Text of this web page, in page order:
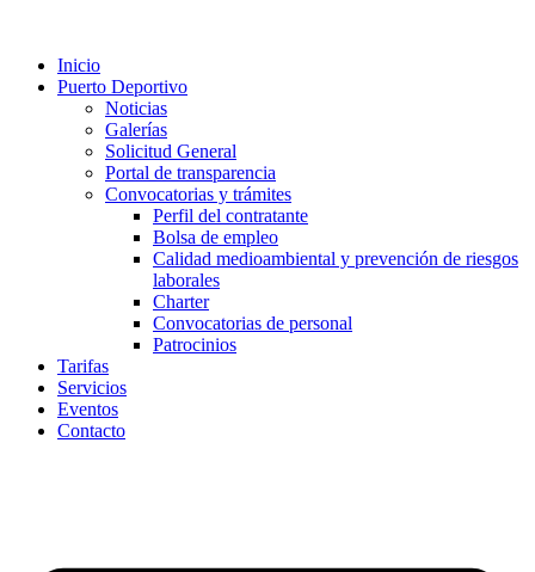
Inicio
Puerto Deportivo
Noticias
Galerías
Solicitud General
Portal de transparencia
Convocatorias y trámites
Perfil del contratante
Bolsa de empleo
Calidad medioambiental y prevención de riesgos
laborales
Charter
Convocatorias de personal
Patrocinios
Tarifas
Servicios
Eventos
Contacto